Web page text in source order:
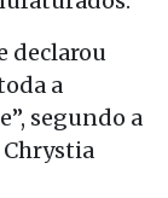
declarou
a
segundo a